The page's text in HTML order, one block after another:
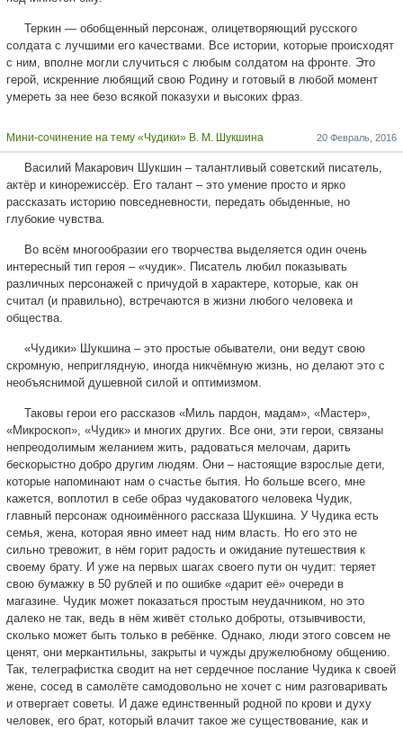
Теркин — обобщенный персонаж, олицетворяющий русского
солдата с лучшими его качествами. Все истории, которые происходят
с ним, вполне могли случиться с любым солдатом на фронте. Это
герой, искренние любящий свою Родину и готовый в любой момент
умереть за нее безо всякой показухи и высоких фраз.
20 Февраль, 2016
Мини-сочинение на тему «Чудики» В. М. Шукшина
Василий Макарович Шукшин – талантливый советский писатель,
актёр и кинорежиссёр. Его талант – это умение просто и ярко
рассказать историю повседневности, передать обыденные, но
глубокие чувства.
Во всём многообразии его творчества выделяется один очень
интересный тип героя – «чудик». Писатель любил показывать
различных персонажей с причудой в характере, которые, как он
считал (и правильно), встречаются в жизни любого человека и
общества.
«Чудики» Шукшина – это простые обыватели, они ведут свою
скромную, неприглядную, иногда никчёмную жизнь, но делают это с
необъяснимой душевной силой и оптимизмом.
Таковы герои его рассказов «Миль пардон, мадам», «Мастер»,
«Микроскоп», «Чудик» и многих других. Все они, эти герои, связаны
непреодолимым желанием жить, радоваться мелочам, дарить
бескорыстно добро другим людям. Они – настоящие взрослые дети,
которые напоминают нам о счастье бытия. Но больше всего, мне
кажется, воплотил в себе образ чудаковатого человека Чудик,
главный персонаж одноимённого рассказа Шукшина. У Чудика есть
семья, жена, которая явно имеет над ним власть. Но его это не
сильно тревожит, в нём горит радость и ожидание путешествия к
своему брату. И уже на первых шагах своего пути он чудит: теряет
свою бумажку в 50 рублей и по ошибке «дарит её» очереди в
магазине. Чудик может показаться простым неудачником, но это
далеко не так, ведь в нём живёт столько доброты, отзывчивости,
сколько может быть только в ребёнке. Однако, люди этого совсем не
ценят, они меркантильны, закрыты и чужды дружелюбному общению.
Так, телеграфистка сводит на нет сердечное послание Чудика к своей
жене, сосед в самолёте самодовольно не хочет с ним разговаривать
и отвергает советы. И даже единственный родной по крови и духу
человек, его брат, который влачит такое же существование, как и